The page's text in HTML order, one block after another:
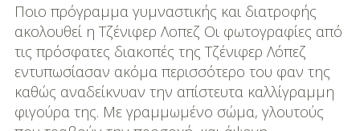
Ποιο πρόγραμμα γυμναστικής και διατροφής
ακολουθεί η Τζένιφερ Λοπεζ Οι φωτογραφίες από
τις πρόσφατες διακοπές της Τζένιφερ Λόπεζ
εντυπωσίασαν ακόμα περισσότερο του φαν της
καθώς αναδείκνυαν την απίστευτα καλλίγραμμη
φιγούρα της. Με γραμμωμένο σώμα, γλουτούς